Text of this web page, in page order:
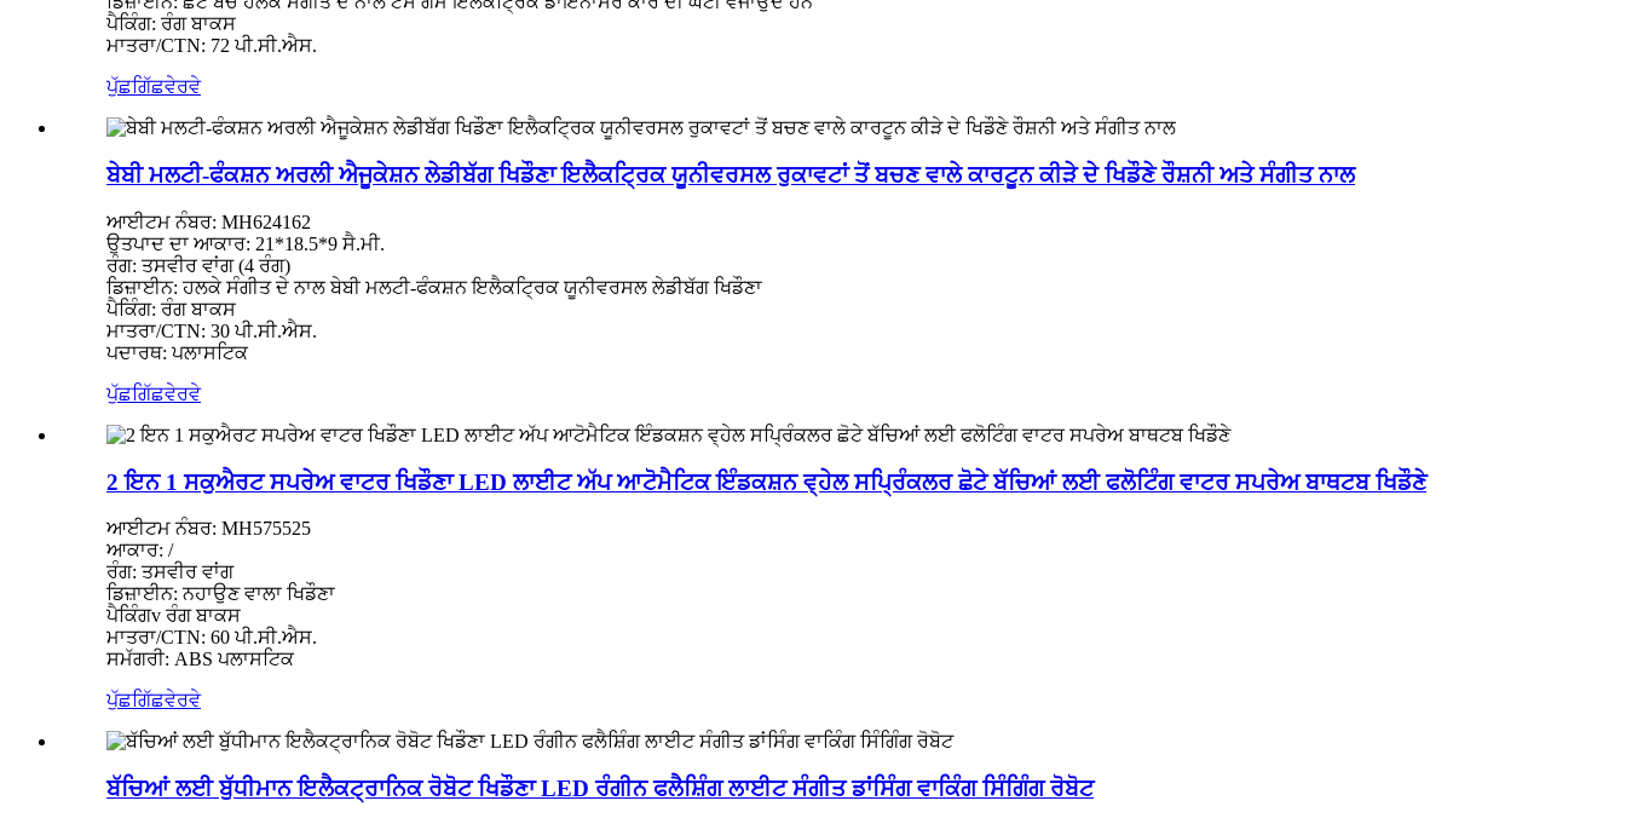
ਪੈਕਿੰਗ: ਰੰਗ ਬਾਕਸ
ਮਾਤਰਾ/CTN: 72 ਪੀ.ਸੀ.ਐਸ.
ਪੁੱਛਗਿੱਛਵੇਰਵੇ
ਬੇਬੀ ਮਲਟੀ-ਫੰਕਸ਼ਨ ਅਰਲੀ ਐਜੂਕੇਸ਼ਨ ਲੇਡੀਬੱਗ ਖਿਡੌਣਾ ਇਲੈਕਟ੍ਰਿਕ ਯੂਨੀਵਰਸਲ ਰੁਕਾਵਟਾਂ ਤੋਂ ਬਚਣ ਵਾਲੇ ਕਾਰਟੂਨ ਕੀੜੇ ਦੇ ਖਿਡੌਣੇ ਰੌਸ਼ਨੀ ਅਤੇ ਸੰਗੀਤ ਨਾਲ
ਆਈਟਮ ਨੰਬਰ: MH624162
ਉਤਪਾਦ ਦਾ ਆਕਾਰ: 21*18.5*9 ਸੈ.ਮੀ.
ਰੰਗ: ਤਸਵੀਰ ਵਾਂਗ (4 ਰੰਗ)
ਡਿਜ਼ਾਈਨ: ਹਲਕੇ ਸੰਗੀਤ ਦੇ ਨਾਲ ਬੇਬੀ ਮਲਟੀ-ਫੰਕਸ਼ਨ ਇਲੈਕਟ੍ਰਿਕ ਯੂਨੀਵਰਸਲ ਲੇਡੀਬੱਗ ਖਿਡੌਣਾ
ਪੈਕਿੰਗ: ਰੰਗ ਬਾਕਸ
ਮਾਤਰਾ/CTN: 30 ਪੀ.ਸੀ.ਐਸ.
ਪਦਾਰਥ: ਪਲਾਸਟਿਕ
ਪੁੱਛਗਿੱਛਵੇਰਵੇ
2 ਇਨ 1 ਸਕੁਐਰਟ ਸਪਰੇਅ ਵਾਟਰ ਖਿਡੌਣਾ LED ਲਾਈਟ ਅੱਪ ਆਟੋਮੈਟਿਕ ਇੰਡਕਸ਼ਨ ਵ੍ਹੇਲ ਸਪ੍ਰਿੰਕਲਰ ਛੋਟੇ ਬੱਚਿਆਂ ਲਈ ਫਲੋਟਿੰਗ ਵਾਟਰ ਸਪਰੇਅ ਬਾਥਟਬ ਖਿਡੌਣੇ
ਆਈਟਮ ਨੰਬਰ: MH575525
ਆਕਾਰ: /
ਰੰਗ: ਤਸਵੀਰ ਵਾਂਗ
ਡਿਜ਼ਾਈਨ: ਨਹਾਉਣ ਵਾਲਾ ਖਿਡੌਣਾ
ਪੈਕਿੰਗv ਰੰਗ ਬਾਕਸ
ਮਾਤਰਾ/CTN: 60 ਪੀ.ਸੀ.ਐਸ.
ਸਮੱਗਰੀ: ABS ਪਲਾਸਟਿਕ
ਪੁੱਛਗਿੱਛਵੇਰਵੇ
ਬੱਚਿਆਂ ਲਈ ਬੁੱਧੀਮਾਨ ਇਲੈਕਟ੍ਰਾਨਿਕ ਰੋਬੋਟ ਖਿਡੌਣਾ LED ਰੰਗੀਨ ਫਲੈਸ਼ਿੰਗ ਲਾਈਟ ਸੰਗੀਤ ਡਾਂਸਿੰਗ ਵਾਕਿੰਗ ਸਿੰਗਿੰਗ ਰੋਬੋਟ